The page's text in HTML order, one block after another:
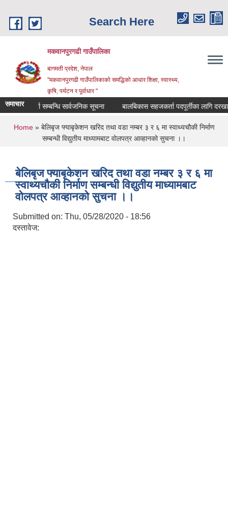
Search Here
मकवानपुरगढी गाउँपालिका
बागमती प्रदेश, नेपाल
"मकवानपुरगढी गाउँपालिकाको समद्धिको आधार शिक्षा, स्‍वास्‍थ्‍य,
कृषि, पर्यटन र पूर्वाधार "
समाचार
सूची दर्ता सम्बन्धि सार्वजनिक सूचना बालबिकास सहजकर्ता पदपूर्तीका लागि दरखास्त
You are here
Home» बेलिबृज फ्याबृकेशन खरिद तथा वडा नम्बर ३ र ६ मा स्वाथ्यचौकी निर्माण
सम्बन्धी विद्युतीय माध्यामबाट वोलपत्र आव्हानको सुचना ।।
बेलिबृज फ्याबृकेशन खरिद तथा वडा नम्बर ३ र ६ मा
स्वाथ्यचौकी निर्माण सम्बन्धी विद्युतीय माध्यामबाट
वोलपत्र आव्हानको सुचना ।।
Submitted on: Thu, 05/28/2020 - 18:56
दस्तावेज: